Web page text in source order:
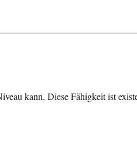
kann. Diese Fähigkeit ist